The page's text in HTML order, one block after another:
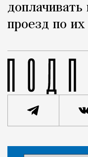
проезд по